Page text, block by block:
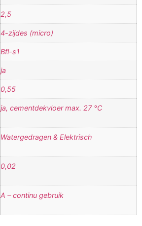
2,5
4-zijdes (micro)
Bfl-s1
ja
0,55
ja, cementdekvloer max. 27 °C
Watergedragen & Elektrisch
0,02
A – continu gebruik